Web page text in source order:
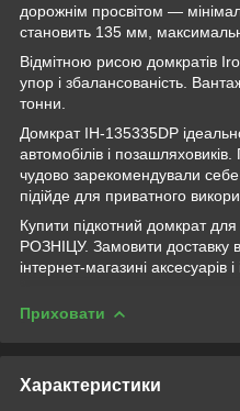
дорожнім просвітом —
становить 135 мм,
Відмітною рисою домкратів
упор і збалансованість.
тонни.
Домкрат IH-135335DP
автомобілів і
чудово зарекомендували
підійде для приватного
Купити підкотний домкрат
РОЗНІЦУ. Замовити доставку
інтернет-магазині аксесуарів
Приховати
Характеристики